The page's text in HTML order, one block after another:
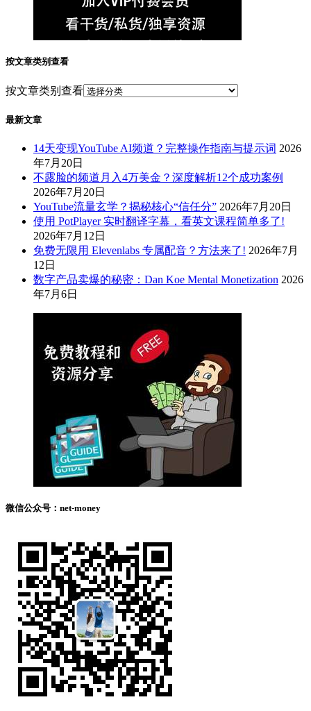
按文章类别查看
按文章类别查看
最新文章
14天变现YouTube AI频道？完整操作指南与提示词 2026
年7月20日
不露脸的频道月入4万美金？深度解析12个成功案例
2026年7月20日
YouTube流量玄学？揭秘核心“信任分” 2026年7月20日
使用 PotPlayer 实时翻译字幕，看英文课程简单多了!
2026年7月12日
免费无限用 Elevenlabs 专属配音？方法来了! 2026年7月
12日
数字产品卖爆的秘密：Dan Koe Mental Monetization 2026
年7月6日
微信公众号：net-money